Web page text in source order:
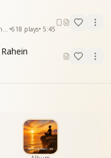
•618 plays• 5:45